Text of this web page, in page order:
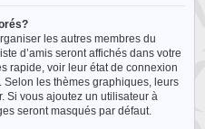
les autres membres du
d’amis seront affichés dans votre
rapide, voir leur état de connexion
les thèmes graphiques, leurs
Si vous ajoutez un utilisateur à
seront masqués par défaut.